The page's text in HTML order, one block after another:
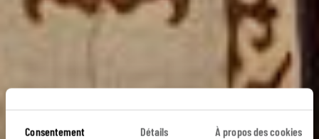
Consentement Détails À propos des cookies